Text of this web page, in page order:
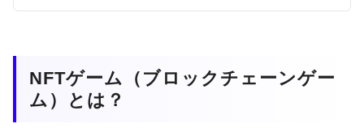
NFTゲーム（ブロックチェーンゲー
ム）とは？